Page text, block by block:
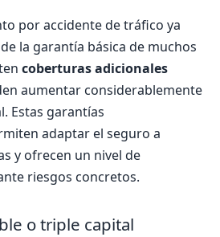
por accidente de tráfico ya
la garantía básica de muchos
coberturas adicionales
aumentar considerablemente
Estas garantías
adaptar el seguro a
y ofrecen un nivel de
riesgos concretos.
o triple capital